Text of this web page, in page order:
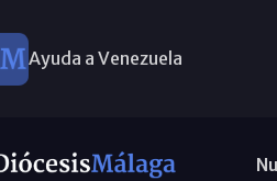
Ayuda a Venezuela